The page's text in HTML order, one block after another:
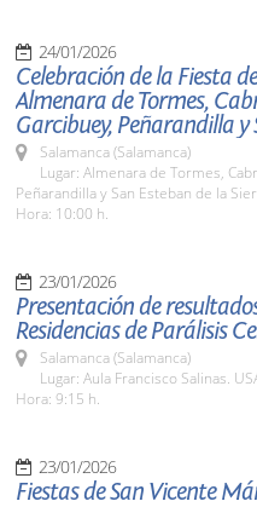
24/01/2026
Celebración de la Fiesta
Almenara de Tormes,
Garcibuey, Peñarandilla y
Salamanca (Salamanca)
Lugar: Almenara de Tormes,
Peñarandilla y San Esteban de la
Hora: 10:00 h.
23/01/2026
Presentación de
Residencias de Parálisis
Salamanca (Salamanca)
Lugar: Aula Francisco Salinas.
Hora: 9:15 h.
23/01/2026
Fiestas de San Vicente